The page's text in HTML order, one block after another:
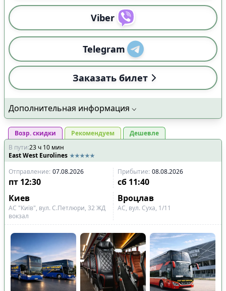
Viber
Telegram
Заказать билет
Дополнительная информация
Возр. скидки Рекомендуем
Дешевле
В пути:23ч 10 мин
East West Eurolines
Отправление: 07.08.2026 Прибытие: 08.08.2026
пт 12:30 сб 11:40
Киев
Вроцлав
АС "Київ", вул. С.Петлюри, 32 ЖД
вокзал
АС, вул. Суха, 1/11